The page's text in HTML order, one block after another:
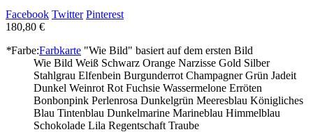
Facebook Twitter Pinterest
180,80 €
*Farbe:Farbkarte "Wie Bild" basiert auf dem ersten Bild
Wie Bild Weiß Schwarz Orange Narzisse Gold Silber
Stahlgrau Elfenbein Burgunderrot Champagner Grün Jadeit
Dunkel Weinrot Rot Fuchsie Wassermelone Erröten
Bonbonpink Perlenrosa Dunkelgrün Meeresblau Königliches
Blau Tintenblau Dunkelmarine Marineblau Himmelblau
Schokolade Lila Regentschaft Traube